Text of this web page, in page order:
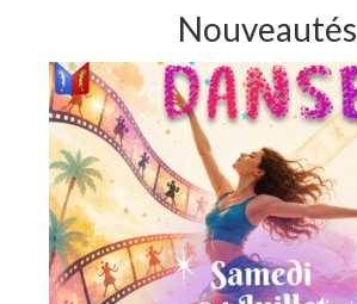
Partenaires
Tarifs
Renseignements
Contact
Nouveautés